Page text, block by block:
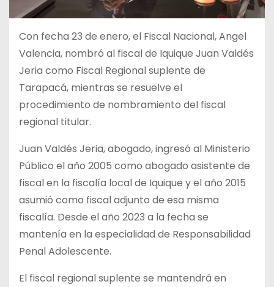
Con fecha 23 de enero, el Fiscal Nacional, Angel
Valencia, nombró al fiscal de Iquique Juan Valdés
Jeria como Fiscal Regional suplente de
Tarapacá, mientras se resuelve el
procedimiento de nombramiento del fiscal
regional titular.
Juan Valdés Jeria, abogado, ingresó al Ministerio
Público el año 2005 como abogado asistente de
fiscal en la fiscalía local de Iquique y el año 2015
asumió como fiscal adjunto de esa misma
fiscalía. Desde el año 2023 a la fecha se
mantenía en la especialidad de Responsabilidad
Penal Adolescente.
El fiscal regional suplente se mantendrá en